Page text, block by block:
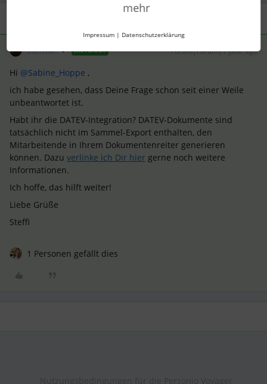
SteffiM. ANTWORT Forum|Forum|1 year ago
Hi ​ @Sabine_Hoppe ,
ich habe gesehen, dass Deine Frage schon seit einer Weile
unbeantwortet ist.
Habt ihr die DATEV-Integration? DATEV-Dokumente sind
tatsächlich nicht im Sammel-Export enthalten, den
Mitarbeitende in Ihrem Dokumentenreiter generieren
können. Dazu verlinke ich Dir hier gerne noch weitere
Informationen.
Ich hoffe, das hilft weiter!
Liebe Grüße
Steffi
1 Personen gefällt dies
mehr
Impressum | Datenschutzerklärung